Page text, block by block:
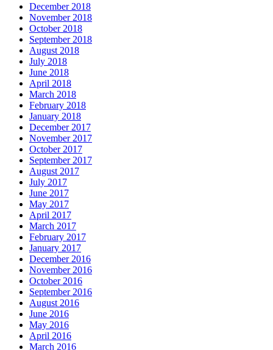
December 2018
November 2018
October 2018
September 2018
August 2018
July 2018
June 2018
April 2018
March 2018
February 2018
January 2018
December 2017
November 2017
October 2017
September 2017
August 2017
July 2017
June 2017
May 2017
April 2017
March 2017
February 2017
January 2017
December 2016
November 2016
October 2016
September 2016
August 2016
June 2016
May 2016
April 2016
March 2016